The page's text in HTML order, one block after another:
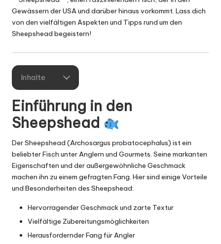
Gewässern der USA und darüber hinaus vorkommt. Lass dich
von den vielfältigen Aspekten und Tipps rund um den
Sheepshead begeistern!
Inhalte
Einführung in den
Sheepshead
Der Sheepshead (Archosargus probatocephalus) ist ein
beliebter Fisch unter Anglern und Gourmets. Seine markanten
Eigenschaften und der außergewöhnliche Geschmack
machen ihn zu einem gefragten Fang. Hier sind einige Vorteile
und Besonderheiten des Sheepshead:
Hervorragender Geschmack und zarte Textur
Vielfältige Zubereitungsmöglichkeiten
Herausfordernder Fang für Angler